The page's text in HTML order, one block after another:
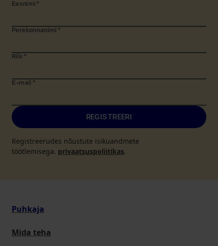
Eesnimi *
Perekonnanimi *
Riik *
E-mail *
REGISTREERI
Registreerudes nõustute isikuandmete
töötlemisega. privaatsuspoliitikas.
Puhkaja
Mida teha